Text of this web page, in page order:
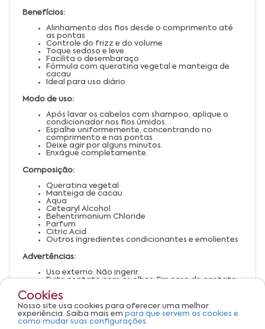
Benefícios:
Alinhamento dos fios desde o comprimento até
as pontas
Controle do frizz e do volume
Toque sedoso e leve
Facilita o desembaraço
Fórmula com queratina vegetal e manteiga de
cacau
Ideal para uso diário
Modo de uso:
Após lavar os cabelos com shampoo, aplique o
condicionador nos fios úmidos.
Espalhe uniformemente, concentrando no
comprimento e nas pontas.
Deixe agir por alguns minutos.
Enxágue completamente.
Composição:
Queratina vegetal
Manteiga de cacau
Aqua
Cetearyl Alcohol
Behentrimonium Chloride
Parfum
Citric Acid
Outros ingredientes condicionantes e emolientes
Advertências:
Uso externo. Não ingerir.
Evite contato com os olhos. Em caso de contato,
Suspenda o uso em caso de irritação ou alergia.
Mantenha fora do alcance de crianças.
Armazene em local fresco, seco e ao abrigo da
luz.
Cookies
Nosso site usa cookies para oferecer uma melhor
experiência. Saiba mais em para que servem os cookies e
como mudar suas configurações.